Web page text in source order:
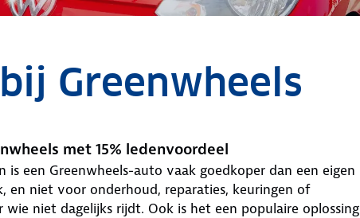
Greenwheels
met 15% ledenvoordeel
is een Greenwheels-auto vaak goedkoper dan een eigen
en niet voor onderhoud, reparaties, keuringen of
niet dagelijks rijdt. Ook is het een populaire oplossing